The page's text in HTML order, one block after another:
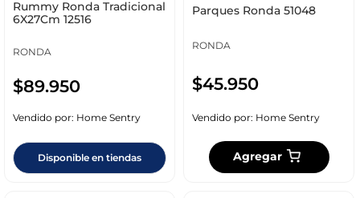
Rummy Ronda Tradicional
6X27Cm 12516
RONDA
$89.950
Vendido por: Home Sentry
Disponible en tiendas
Parques Ronda 51048
RONDA
$45.950
Vendido por: Home Sentry
Agregar